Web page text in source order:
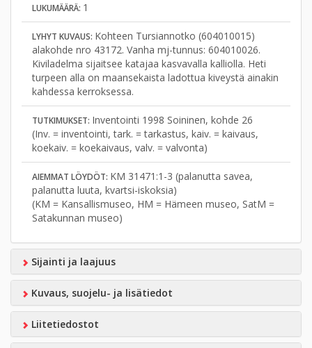
LUKUMÄÄRÄ: 1
LYHYT KUVAUS: Kohteen Tursiannotko (604010015)
alakohde nro 43172. Vanha mj-tunnus: 604010026.
Kiviladelma sijaitsee katajaa kasvavalla kalliolla. Heti
turpeen alla on maansekaista ladottua kiveystä ainakin
kahdessa kerroksessa.
TUTKIMUKSET: Inventointi 1998 Soininen, kohde 26
(Inv. = inventointi, tark. = tarkastus, kaiv. = kaivaus,
koekaiv. = koekaivaus, valv. = valvonta)
AIEMMAT LÖYDÖT: KM 31471:1-3 (palanutta savea,
palanutta luuta, kvartsi-iskoksia)
(KM = Kansallismuseo, HM = Hämeen museo, SatM =
Satakunnan museo)
Sijainti ja laajuus
Kuvaus, suojelu- ja lisätiedot
Liitetiedostot